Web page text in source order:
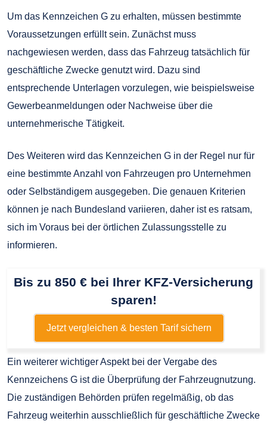
Um das Kennzeichen G zu erhalten, müssen bestimmte
Voraussetzungen erfüllt sein. Zunächst muss
nachgewiesen werden, dass das Fahrzeug tatsächlich für
geschäftliche Zwecke genutzt wird. Dazu sind
entsprechende Unterlagen vorzulegen, wie beispielsweise
Gewerbeanmeldungen oder Nachweise über die
unternehmerische Tätigkeit.
Des Weiteren wird das Kennzeichen G in der Regel nur für
eine bestimmte Anzahl von Fahrzeugen pro Unternehmen
oder Selbständigem ausgegeben. Die genauen Kriterien
können je nach Bundesland variieren, daher ist es ratsam,
sich im Voraus bei der örtlichen Zulassungsstelle zu
informieren.
Bis zu 850 € bei Ihrer KFZ-Versicherung
sparen!
Jetzt vergleichen & besten Tarif sichern
Ein weiterer wichtiger Aspekt bei der Vergabe des
Kennzeichens G ist die Überprüfung der Fahrzeugnutzung.
Die zuständigen Behörden prüfen regelmäßig, ob das
Fahrzeug weiterhin ausschließlich für geschäftliche Zwecke